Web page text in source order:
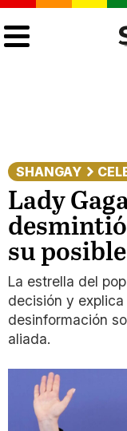
SHANGAY
Lady
su
La estrella del
decisión y
desinformación
aliada.